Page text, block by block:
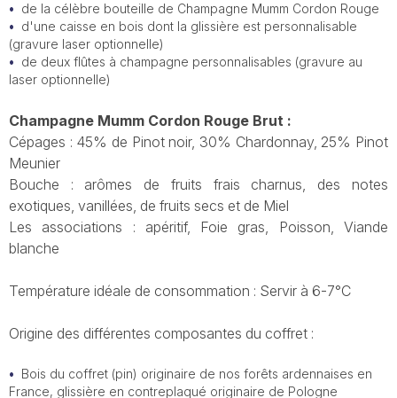
de la célèbre bouteille de Champagne Mumm Cordon Rouge
d'une caisse en bois dont la glissière est personnalisable
(gravure laser optionnelle)
de deux flûtes à champagne personnalisables (gravure au
laser optionnelle)
Champagne Mumm Cordon Rouge Brut :
Cépages : 45% de Pinot noir, 30% Chardonnay, 25% Pinot
Meunier
Bouche : arômes de fruits frais charnus, des notes
exotiques, vanillées, de fruits secs et de Miel
Les associations : apéritif, Foie gras, Poisson, Viande
blanche
Température idéale de consommation : Servir à 6-7°C
Origine des différentes composantes du coffret :
Bois du coffret (pin) originaire de nos forêts ardennaises en
France, glissière en contreplaqué originaire de Pologne